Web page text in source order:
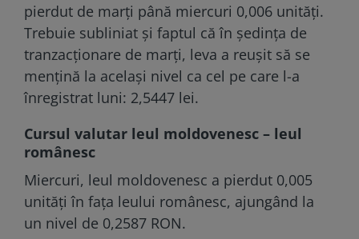
pierdut de marți până miercuri 0,006 unități.
Trebuie subliniat și faptul că în ședința de
tranzacționare de marți, leva a reușit să se
mențină la același nivel ca cel pe care l-a
înregistrat luni: 2,5447 lei.
Cursul valutar leul moldovenesc – leul
românesc
Miercuri, leul moldovenesc a pierdut 0,005
unități în fața leului românesc, ajungând la
un nivel de 0,2587 RON.